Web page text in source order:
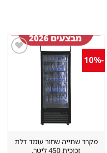
מקרר שתייה שחור עומד דלת
זכוכית 450 ליטר,